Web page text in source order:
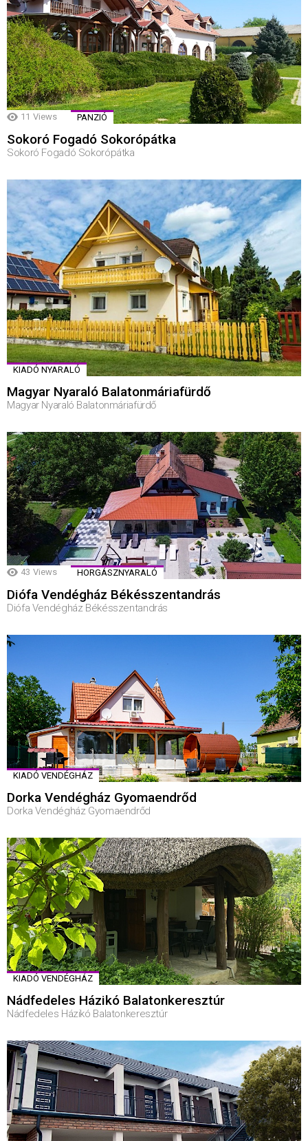
11 Views PANZIÓ
Sokoró Fogadó Sokorópátka
Sokoró Fogadó Sokorópátka
KIADÓ NYARALÓ
Magyar Nyaraló Balatonmáriafürdő
Magyar Nyaraló Balatonmáriafürdő
43 Views HORGÁSZNYARALÓ
Diófa Vendégház Békésszentandrás
Diófa Vendégház Békésszentandrás
KIADÓ VENDÉGHÁZ
Dorka Vendégház Gyomaendrőd
Dorka Vendégház Gyomaendrőd
KIADÓ VENDÉGHÁZ
Nádfedeles Házikó Balatonkeresztúr
Nádfedeles Házikó Balatonkeresztúr